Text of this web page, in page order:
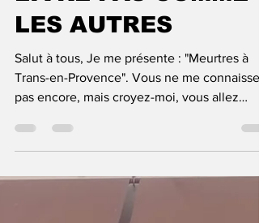
CONFESSION D'UN
LIVRE PAS COMME
LES AUTRES
Trans-en-Provence". Vous ne me connaissez
pas encore, mais croyez-moi, vous allez
entendre...